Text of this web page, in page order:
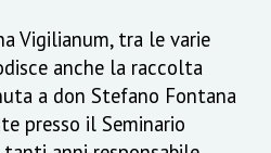
Vigilianum, tra le varie
anche la raccolta
a don Stefano Fontana
presso il Seminario